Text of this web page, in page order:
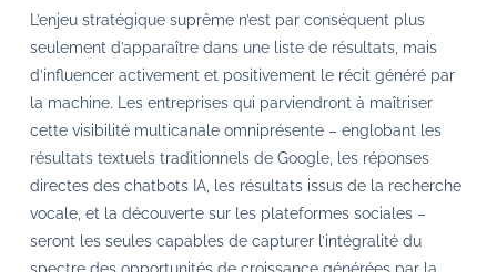
L’enjeu stratégique suprême n’est par conséquent plus
seulement d’apparaître dans une liste de résultats, mais
d’influencer activement et positivement le récit généré par
la machine. Les entreprises qui parviendront à maîtriser
cette visibilité multicanale omniprésente – englobant les
résultats textuels traditionnels de Google, les réponses
directes des chatbots IA, les résultats issus de la recherche
vocale, et la découverte sur les plateformes sociales –
seront les seules capables de capturer l’intégralité du